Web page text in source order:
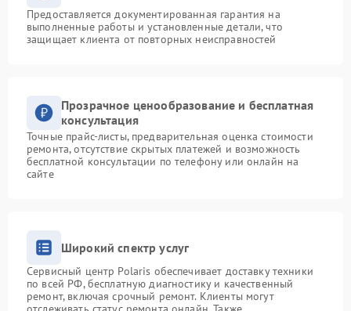
Предоставляется документированная гарантия на
выполненные работы и установленные детали, что
защищает клиента от повторных неисправностей
Прозрачное ценообразование и бесплатная
консультация
Точные прайс-листы, предварительная оценка стоимости
ремонта, отсутствие скрытых платежей и возможность
бесплатной консультации по телефону или онлайн на
сайте
Широкий спектр услуг
Сервисный центр Polaris обеспечивает доставку техники
по всей РФ, бесплатную диагностику и качественный
ремонт, включая срочный ремонт. Клиенты могут